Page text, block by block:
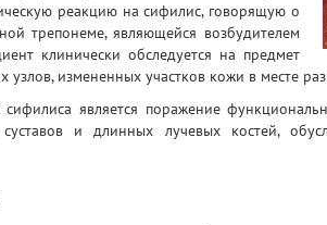
реакцию на сифилис, говорящую о
трепонеме, являющейся возбудителем
клинически обследуется на предмет
измененных участков кожи в месте
является поражение
и длинных лучевых костей,